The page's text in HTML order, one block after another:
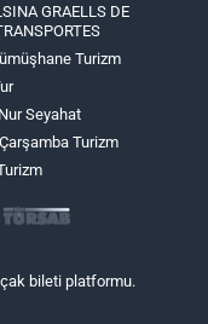
GRAELLS DE
Turizm
Seyahat
Turizm
bileti platformu.